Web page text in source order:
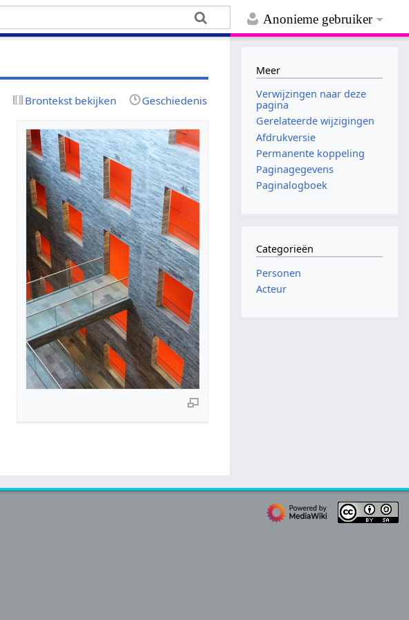
Anonieme gebruiker
Brontekst bekijken Geschiedenis
Meer
Verwijzingen naar deze
pagina
Gerelateerde wijzigingen
Afdrukversie
Permanente koppeling
Paginagegevens
Paginalogboek
Categorieën
Personen
Acteur